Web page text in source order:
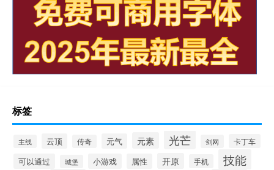
标签
主线 云顶 传奇 元气 元素 光芒 剑网 卡丁车
可以通过 城堡 小游戏 属性 开原 手机 技能